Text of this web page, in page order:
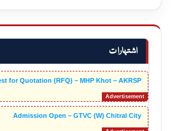
اشتہارات
for Quotation (RFQ) – MHP Khot – AKRSP
Admission Open – GTVC (W) Chitral City